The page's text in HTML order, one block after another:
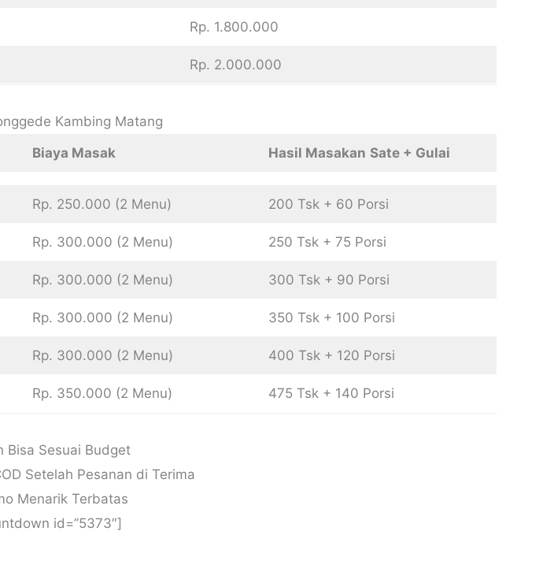
Rp. 1.800.000
Rp. 2.000.000
Kambing Matang
Biaya Masak Hasil Masakan Sate + Gulai
Rp. 250.000 (2 Menu) 200 Tsk + 60 Porsi
Rp. 300.000 (2 Menu) 250 Tsk + 75 Porsi
Rp. 300.000 (2 Menu) 300 Tsk + 90 Porsi
Rp. 300.000 (2 Menu) 350 Tsk + 100 Porsi
Rp. 300.000 (2 Menu) 400 Tsk + 120 Porsi
Rp. 350.000 (2 Menu) 475 Tsk + 140 Porsi
Bisa Sesuai Budget
Setelah Pesanan di Terima
Menarik Terbatas
id=”5373″]